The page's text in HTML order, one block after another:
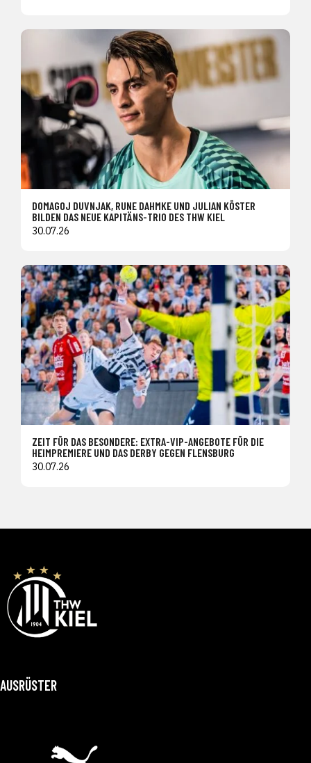
DOMAGOJ DUVNJAK, RUNE DAHMKE UND JULIAN KÖSTER
BILDEN DAS NEUE KAPITÄNS-TRIO DES THW KIEL
30.07.26
ZEIT FÜR DAS BESONDERE: EXTRA-VIP-ANGEBOTE FÜR DIE
HEIMPREMIERE UND DAS DERBY GEGEN FLENSBURG
30.07.26
AUSRÜSTER